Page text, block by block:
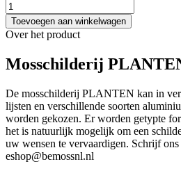
Toevoegen aan winkelwagen
Over het product
Mosschilderij
De mosschilderij PLANTEN kan in
lijsten en verschillende soorten
worden gekozen. Er worden getypte
het is natuurlijk mogelijk om een
uw wensen te vervaardigen. Schrijf
eshop@bemossnl.nl